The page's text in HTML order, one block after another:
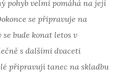
pohyb velmi pomáhá na její
se připravuje na
bude konat letos v
s dalšími dvaceti
připravují tanec na skladbu